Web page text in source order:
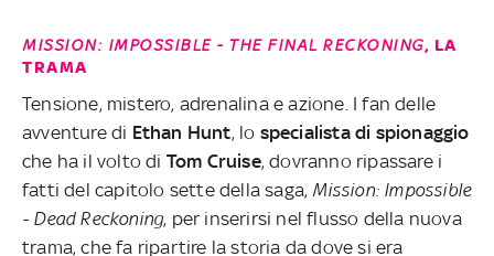
MISSION: IMPOSSIBLE - THE FINAL RECKONING, LA
TRAMA
Tensione, mistero, adrenalina e azione. I fan delle
avventure di Ethan Hunt, lo specialista di spionaggio
che ha il volto di Tom Cruise, dovranno ripassare i
fatti del capitolo sette della saga,Mission: Impossible
- Dead Reckoning, per inserirsi nel flusso della nuova
trama, che fa ripartire la storia da dove si era